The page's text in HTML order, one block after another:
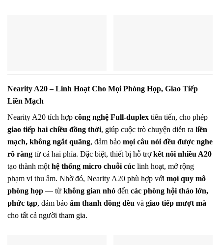
Nearity A20 – Linh Hoạt Cho Mọi Phòng Họp, Giao Tiếp
Liền Mạch
Nearity A20 tích hợp công nghệ Full-duplex tiên tiến, cho phép
giao tiếp hai chiều đồng thời, giúp cuộc trò chuyện diễn ra liền
mạch, không ngắt quãng, đảm bảo mọi câu nói đều được nghe
rõ ràng từ cả hai phía. Đặc biệt, thiết bị hỗ trợkết nối nhiều A20
tạo thành một hệ thống micro chuỗi cúc linh hoạt, mở rộng
phạm vi thu âm. Nhờ đó, Nearity A20 phù hợp với mọi quy mô
phòng họp — từ không gian nhỏ đến các phòng hội thảo lớn,
phức tạp, đảm bảo âm thanh đồng đều và giao tiếp mượt mà
cho tất cả người tham gia.